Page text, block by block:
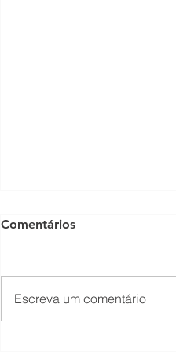
Comentários
Escreva um comentário